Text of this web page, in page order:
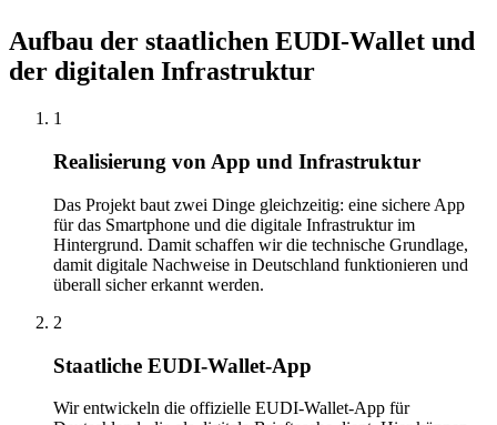
Aufbau der staatlichen EUDI-Wallet und
der digitalen Infrastruktur
1
Realisierung von App und Infrastruktur
Das Projekt baut zwei Dinge gleichzeitig: eine sichere App
für das Smartphone und die digitale Infrastruktur im
Hintergrund. Damit schaffen wir die technische Grundlage,
damit digitale Nachweise in Deutschland funktionieren und
überall sicher erkannt werden.
2
Staatliche EUDI-Wallet-App
Wir entwickeln die offizielle EUDI-Wallet-App für